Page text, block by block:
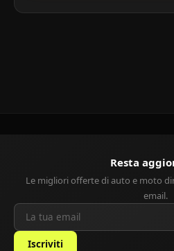
Resta
Le migliori offerte di auto e moto
email.
Iscriviti